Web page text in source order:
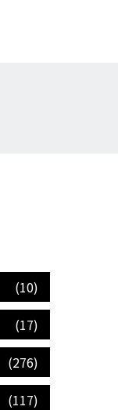
(10)
(17)
(276)
(117)